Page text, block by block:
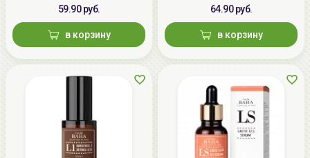
59.90 руб.
в корзину
64.90 руб.
в корзину